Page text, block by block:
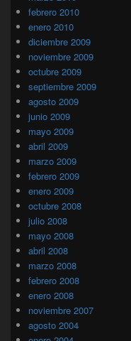
febrero 2010
enero 2010
diciembre 2009
noviembre 2009
octubre 2009
septiembre 2009
agosto 2009
junio 2009
mayo 2009
abril 2009
marzo 2009
febrero 2009
enero 2009
octubre 2008
julio 2008
mayo 2008
abril 2008
marzo 2008
febrero 2008
enero 2008
noviembre 2007
agosto 2004